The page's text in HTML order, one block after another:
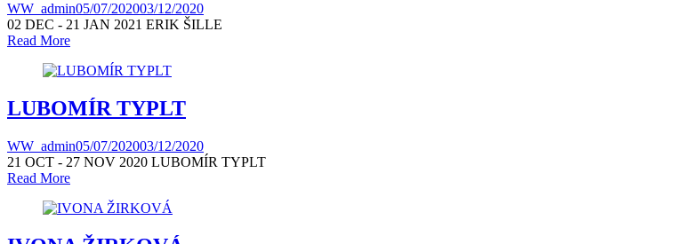
WW_admin05/07/202003/12/2020
02 DEC - 21 JAN 2021 ERIK ŠILLE
Read More
LUBOMÍR TYPLT
WW_admin05/07/202003/12/2020
21 OCT - 27 NOV 2020 LUBOMÍR TYPLT
Read More